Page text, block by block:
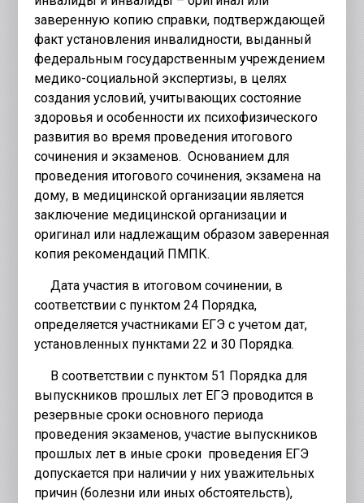
заверенную копию справки, подтверждающей
факт установления инвалидности, выданный
федеральным государственным учреждением
медико-социальной экспертизы, в целях
создания условий, учитывающих состояние
здоровья и особенности их психофизического
развития во время проведения итогового
сочинения и экзаменов. Основанием для
проведения итогового сочинения, экзамена на
дому, в медицинской организации является
заключение медицинской организации и
оригинал или надлежащим образом заверенная
копия рекомендаций ПМПК.
Дата участия в итоговом сочинении, в
соответствии с пунктом 24 Порядка,
определяется участниками ЕГЭ с учетом дат,
установленных пунктами 22 и 30 Порядка.
В соответствии с пунктом 51 Порядка для
выпускников прошлых лет ЕГЭ проводится в
резервные сроки основного периода
проведения экзаменов, участие выпускников
прошлых лет в иные сроки проведения ЕГЭ
допускается при наличии у них уважительных
причин (болезни или иных обстоятельств),